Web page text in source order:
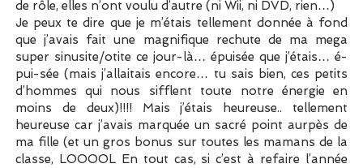
de rôle, elles n’ont voulu d’autre (ni Wii, ni DVD, rien…)
Je peux te dire que je m’étais tellement donnée à fond
que j’avais fait une magnifique rechute de ma mega
super sinusite/otite ce jour-là… épuisée que j’étais… é-
pui-sée (mais j’allaitais encore… tu sais bien, ces petits
d’hommes qui nous sifflent toute notre énergie en
moins de deux)!!!! Mais j’étais heureuse.. tellement
heureuse car j’avais marquée un sacré point aurpès de
ma fille (et un gros bonus sur toutes les mamans de la
classe, LOOOOL En tout cas, si c’est à refaire l’année